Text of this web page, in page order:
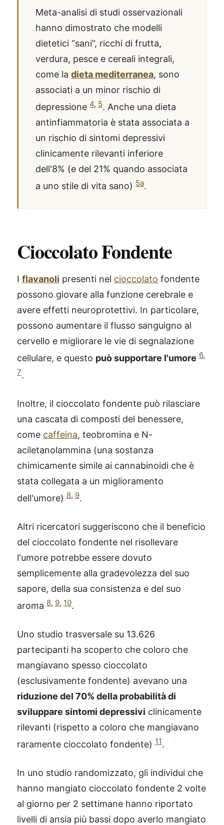
Meta-analisi di studi osservazionali
hanno dimostrato che modelli
dietetici “sani”, ricchi di frutta,
verdura, pesce e cereali integrali,
come la dieta mediterranea, sono
associati a un minor rischio di
depressione 4, 5. Anche una dieta
antinfiammatoria è stata associata a
un rischio di sintomi depressivi
clinicamente rilevanti inferiore
dell'8% (e del 21% quando associata
a uno stile di vita sano) 5a.
Cioccolato Fondente
I flavanoli presenti nel cioccolato fondente
possono giovare alla funzione cerebrale e
avere effetti neuroprotettivi. In particolare,
possono aumentare il flusso sanguigno al
cervello e migliorare le vie di segnalazione
cellulare, e questo può supportare l'umore 6,
7.
Inoltre, il cioccolato fondente può rilasciare
una cascata di composti del benessere,
come caffeina, teobromina e N-
aciletanolammina (una sostanza
chimicamente simile ai cannabinoidi che è
stata collegata a un miglioramento
dell'umore) 8, 9.
Altri ricercatori suggeriscono che il beneficio
del cioccolato fondente nel risollevare
l'umore potrebbe essere dovuto
semplicemente alla gradevolezza del suo
sapore, della sua consistenza e del suo
aroma 8, 9, 10.
Uno studio trasversale su 13.626
partecipanti ha scoperto che coloro che
mangiavano spesso cioccolato
(esclusivamente fondente) avevano una
riduzione del 70% della probabilità di
sviluppare sintomi depressivi clinicamente
rilevanti (rispetto a coloro che mangiavano
raramente cioccolato fondente) 11.
In uno studio randomizzato, gli individui che
hanno mangiato cioccolato fondente 2 volte
al giorno per 2 settimane hanno riportato
livelli di ansia più bassi dopo averlo mangiato